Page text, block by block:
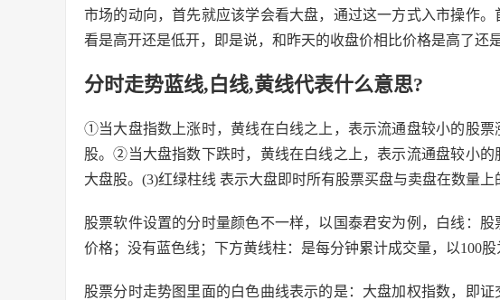
市场的动向，首先就应该学会看大盘，通过这一方式入市操作。
看是高开还是低开，即是说，和昨天的收盘价相比价格是高了还是
分时走势蓝线,白线,黄线代表什么意思?
①当大盘指数上涨时，黄线在白线之上，表示流通盘较小的股
股。②当大盘指数下跌时，黄线在白线之上，表示流通盘较小
大盘股。(3)红绿柱线 表示大盘即时所有股票买盘与卖盘在数量上
股票软件设置的分时量颜色不一样，以国泰君安为例，白线：
价格；没有蓝色线；下方黄线柱：是每分钟累计成交量，以100股
股票分时走势图里面的白色曲线表示的是：大盘加权指数，即